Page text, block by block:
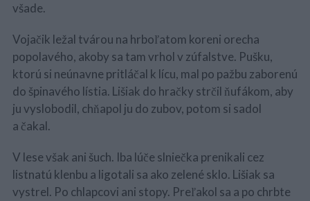
všade.
Vojačik ležal tvárou na hrboľatom koreni orecha
popolavého, akoby sa tam vrhol v zúfalstve. Pušku,
ktorú si neúnavne pritláčal k lícu, mal po pažbu zaborenú
do špinavého lístia. Lišiak do hračky strčil ňufákom, aby
ju vyslobodil, chňapol ju do zubov, potom si sadol
a čakal.
V lese však ani šuch. Iba lúče slniečka prenikali cez
listnatú klenbu a ligotali sa ako zelené sklo. Lišiak sa
vystrel. Po chlapcovi ani stopy. Preľakol sa a po chrbte